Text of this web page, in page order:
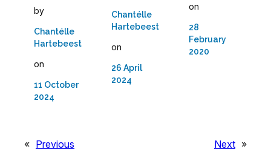
by
Chantélle
Hartebeest
on
11 October
2024
Chantélle
Hartebeest
on
26 April
2024
on
28
February
2020
« Previous
Next »